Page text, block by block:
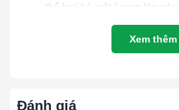
thể loại bỏ một lượng lớn
chất lượng không khí đầu
Ứng dụng của Lọc Thô
suất hệ thống.
Xem thêm
Đánh giá